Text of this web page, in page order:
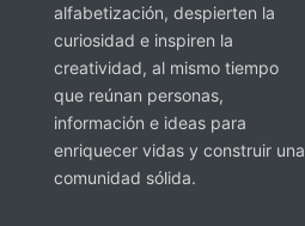
alfabetización, despierten la
curiosidad e inspiren la
creatividad, al mismo tiempo
que reúnan personas,
información e ideas para
enriquecer vidas y construir una
comunidad sólida.